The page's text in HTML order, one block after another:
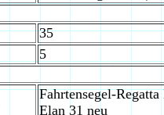
35
5
Fahrtensegel-
Elan 31 neu